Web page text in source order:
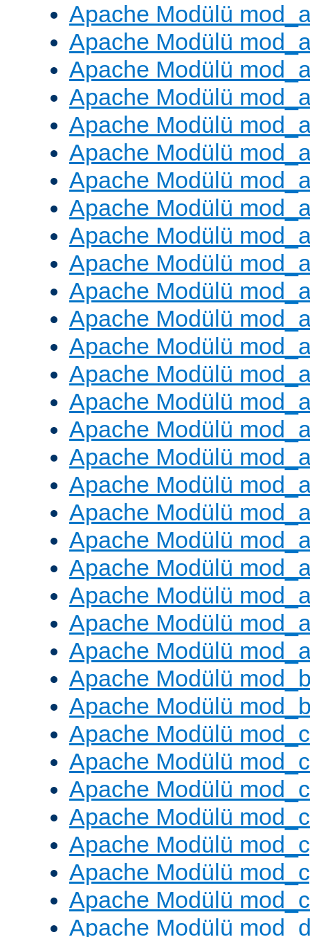
Apache Modülü
Apache Modülü
Apache Modülü
Apache Modülü
Apache Modülü
Apache Modülü
Apache Modülü
Apache Modülü
Apache Modülü
Apache Modülü
Apache Modülü
Apache Modülü
Apache Modülü
Apache Modülü
Apache Modülü
Apache Modülü
Apache Modülü
Apache Modülü
Apache Modülü
Apache Modülü
Apache Modülü
Apache Modülü
Apache Modülü
Apache Modülü
Apache Modülü
Apache Modülü
Apache Modülü
Apache Modülü
Apache Modülü
Apache Modülü
Apache Modülü
Apache Modülü
Apache Modülü
Apache Modülü